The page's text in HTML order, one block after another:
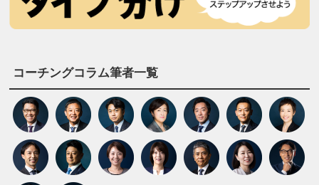
コーチングコラム筆者一覧